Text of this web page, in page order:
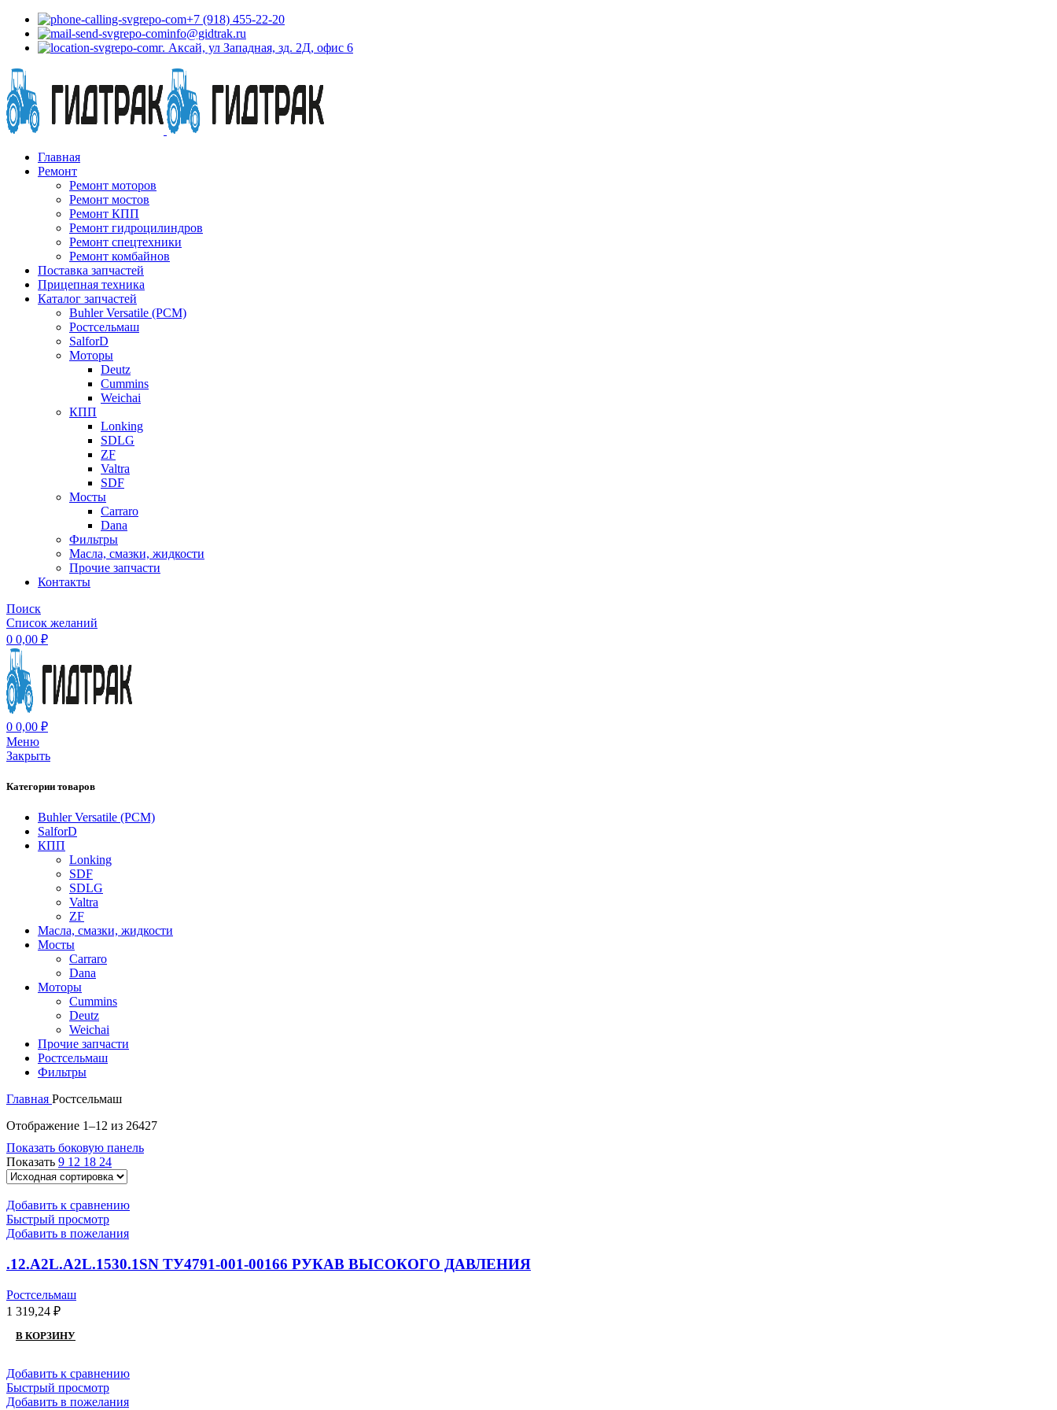
+7 (918) 455-22-20
info@gidtrak.ru
г. Аксай, ул Западная, зд. 2Д, офис 6
Главная
Ремонт
Ремонт моторов
Ремонт мостов
Ремонт КПП
Ремонт гидроцилиндров
Ремонт спецтехники
Ремонт комбайнов
Поставка запчастей
Прицепная техника
Каталог запчастей
Buhler Versatile (РСМ)
Ростсельмаш
SalforD
Моторы
Deutz
Cummins
Weichai
КПП
Lonking
SDLG
ZF
Valtra
SDF
Мосты
Carraro
Dana
Фильтры
Масла, смазки, жидкости
Прочие запчасти
Контакты
Поиск
Список желаний
0 0,00 ₽
0 0,00 ₽
Меню
Закрыть
Категории товаров
Buhler Versatile (РСМ)
SalforD
КПП
Lonking
SDF
SDLG
Valtra
ZF
Масла, смазки, жидкости
Мосты
Carraro
Dana
Моторы
Cummins
Deutz
Weichai
Прочие запчасти
Ростсельмаш
Фильтры
Главная Ростсельмаш
Отображение 1–12 из 26427
Показать боковую панель
Показать 9 12 18 24
Добавить к сравнению
Быстрый просмотр
Добавить в пожелания
.12.А2L.А2L.1530.1SN ТУ4791-001-00166 РУКАВ ВЫСОКОГО ДАВЛЕНИЯ
Ростсельмаш
1 319,24 ₽
В КОРЗИНУ
Добавить к сравнению
Быстрый просмотр
Добавить в пожелания